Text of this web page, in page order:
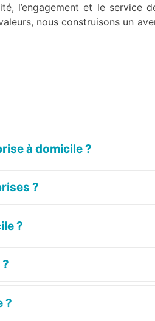
l’engagement et le service
nous construisons un
à domicile ?
?
?
?